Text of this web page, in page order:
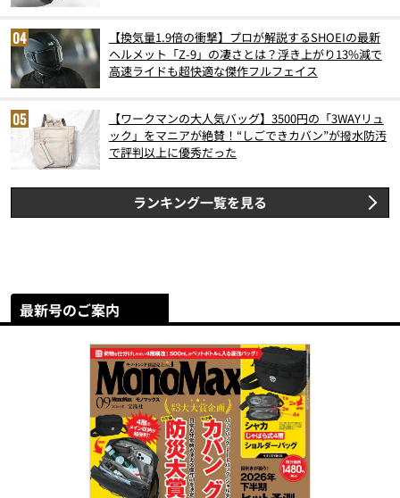
【換気量1.9倍の衝撃】プロが解説するSHOEIの最新
ヘルメット「Z-9」の凄さとは？浮き上がり13%減で
高速ライドも超快適な傑作フルフェイス
【ワークマンの大人気バッグ】3500円の「3WAYリュ
ック」をマニアが絶賛！“しごできカバン”が撥水防汚
で評判以上に優秀だった
ランキング一覧を見る
最新号のご案内